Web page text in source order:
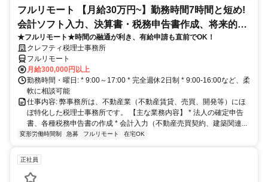
フルリモート 【月給30万円~】勤務時間7時間と短め!
会計ソフト入力、決算書・税務申告書作成、将来的に
決算説明も
★フルリモート★時間の融通が利き、有給申請も直前でOK！
クレフティ税理士事務所
フルリモート
月給300,000円以上
勤務時間・曜日: * 9:00～17:00 * 完全週休2日制 * 9:00-16:00など、柔
軟に相談可能
仕事内容: 弊事務所は、不動産業（不動産賃貸、売買、開発等）にほ
ぼ特化した税理士事務所です。 【主な業務内容】 * 法人の確定申告
書、各種税務申告書の作成 * 会計入力（不動産売買契約、建築関連...
変形労働時間制 急募 フルリモート 在宅OK
正社員